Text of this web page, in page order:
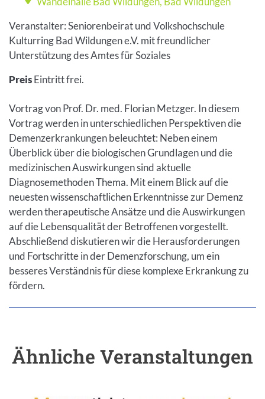
Veranstaltungsort
Veranstalter: Seniorenbeirat und Volkshochschule
Kulturring Bad Wildungen e.V. mit freundlicher
Unterstützung des Amtes für Soziales
PreisEintritt frei.
Vortrag von Prof. Dr. med. Florian Metzger. In diesem
Vortrag werden in unterschiedlichen Perspektiven die
Demenzerkrankungen beleuchtet: Neben einem
Überblick über die biologischen Grundlagen und die
medizinischen Auswirkungen sind aktuelle
Diagnosemethoden Thema. Mit einem Blick auf die
neuesten wissenschaftlichen Erkenntnisse zur Demenz
werden therapeutische Ansätze und die Auswirkungen
auf die Lebensqualität der Betroffenen vorgestellt.
Abschließend diskutieren wir die Herausforderungen
und Fortschritte in der Demenzforschung, um ein
besseres Verständnis für diese komplexe Erkrankung zu
fördern.
Ähnliche Veranstaltungen